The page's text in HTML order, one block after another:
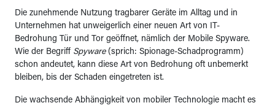
Die zunehmende Nutzung tragbarer Geräte im Alltag und in
Unternehmen hat unweigerlich einer neuen Art von IT-
Bedrohung Tür und Tor geöffnet, nämlich der Mobile Spyware.
Wie der Begriff Spyware(sprich: Spionage-Schadprogramm)
schon andeutet, kann diese Art von Bedrohung oft unbemerkt
bleiben, bis der Schaden eingetreten ist.
Die wachsende Abhängigkeit von mobiler Technologie macht es